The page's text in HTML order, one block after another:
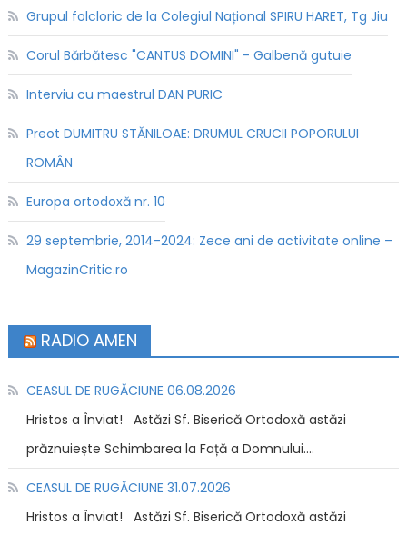
Grupul folcloric de la Colegiul Național SPIRU HARET, Tg Jiu
Corul Bărbătesc "CANTUS DOMINI" - Galbenă gutuie
Interviu cu maestrul DAN PURIC
Preot DUMITRU STĂNILOAE: DRUMUL CRUCII POPORULUI
ROMÂN
Europa ortodoxă nr. 10
29 septembrie, 2014-2024: Zece ani de activitate online –
MagazinCritic.ro
RADIO AMEN
CEASUL DE RUGĂCIUNE 06.08.2026
Hristos a Înviat! Astăzi Sf. Biserică Ortodoxă astăzi
prăznuiește Schimbarea la Față a Domnului....
CEASUL DE RUGĂCIUNE 31.07.2026
Hristos a Înviat! Astăzi Sf. Biserică Ortodoxă astăzi